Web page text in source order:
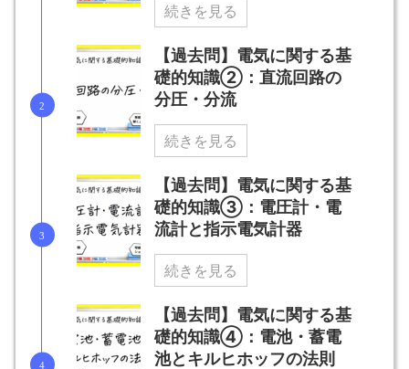
続きを見る
【過去問】電気に関する基
礎的知識②：直流回路の
分圧・分流
続きを見る
【過去問】電気に関する基
礎的知識③：電圧計・電
流計と指示電気計器
続きを見る
【過去問】電気に関する基
礎的知識④：電池・蓄電
池とキルヒホッフの法則